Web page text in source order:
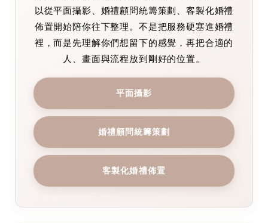
以從平面攝影、婚禮顧問統籌策劃、客製化婚禮
佈置開始陪你往下整理。不是把服務硬塞進婚禮
裡，而是先理解你們想留下的感覺，再把合適的
人、畫面與流程放到剛好的位置。
平面攝影
婚禮顧問統籌策劃
客製化婚禮佈置